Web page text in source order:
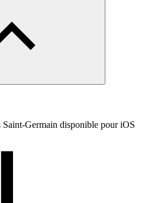
Saint-Germain disponible pour iOS